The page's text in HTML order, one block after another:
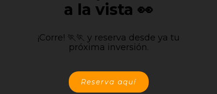
a la vista 👀
¡Corre! 🏃🏃 y reserva desde ya tu
próxima inversión.
Reserva aquí